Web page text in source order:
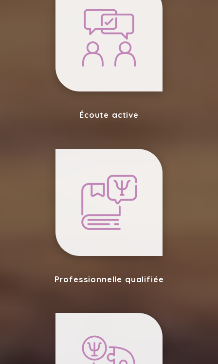
Écoute active
Professionnelle qualifiée